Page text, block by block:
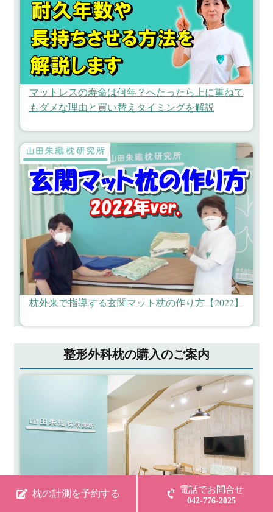
マットレスの寿命は何年？へたったら上に重ねて
もダメな理由と買い替えタイミングを解説
枕外来で指導する玄関マット枕の作り方【2022】
整形外科枕の購入のご案内
枕の計測を予約する 電話でお問合せ
042-776-2025